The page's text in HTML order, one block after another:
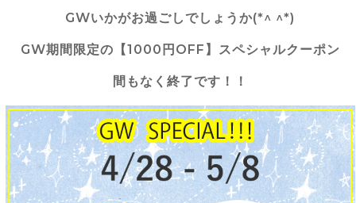
GWいかがお過ごしでしょうか(*^ ^*)
GW期間限定の【1000円OFF】スペシャルクーポン
間もなく終了です！！